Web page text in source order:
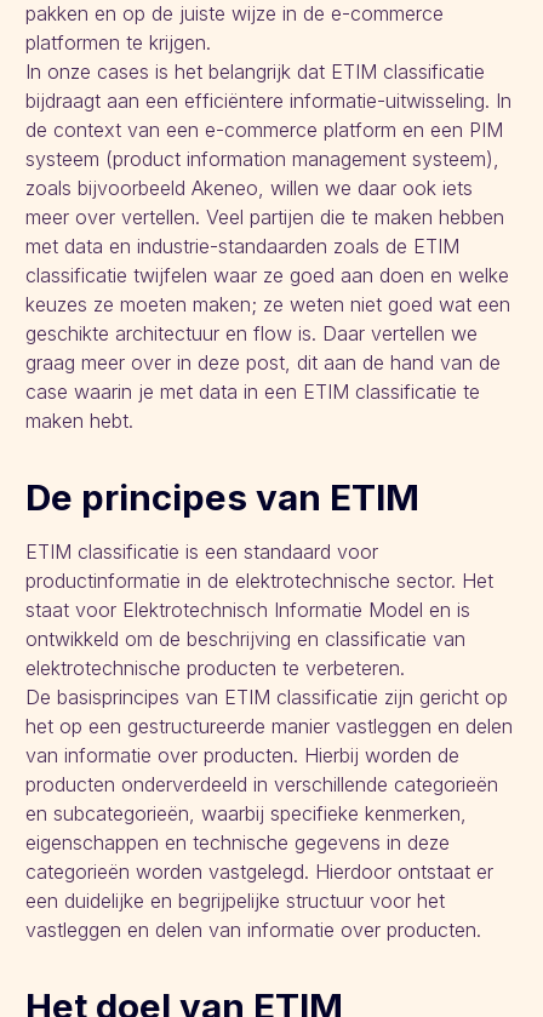
pakken en op de juiste wijze in de e-commerce
platformen te krijgen.
In onze cases is het belangrijk dat ETIM classificatie
bijdraagt aan een efficiëntere informatie-uitwisseling. In
de context van een e-commerce platform en een PIM
systeem (product information management systeem),
zoals bijvoorbeeld Akeneo, willen we daar ook iets
meer over vertellen. Veel partijen die te maken hebben
met data en industrie-standaarden zoals de ETIM
classificatie twijfelen waar ze goed aan doen en welke
keuzes ze moeten maken; ze weten niet goed wat een
geschikte architectuur en flow is. Daar vertellen we
graag meer over in deze post, dit aan de hand van de
case waarin je met data in een ETIM classificatie te
maken hebt.
De principes van ETIM
ETIM classificatie is een standaard voor
productinformatie in de elektrotechnische sector. Het
staat voor Elektrotechnisch Informatie Model en is
ontwikkeld om de beschrijving en classificatie van
elektrotechnische producten te verbeteren.
De basisprincipes van ETIM classificatie zijn gericht op
het op een gestructureerde manier vastleggen en delen
van informatie over producten. Hierbij worden de
producten onderverdeeld in verschillende categorieën
en subcategorieën, waarbij specifieke kenmerken,
eigenschappen en technische gegevens in deze
categorieën worden vastgelegd. Hierdoor ontstaat er
een duidelijke en begrijpelijke structuur voor het
vastleggen en delen van informatie over producten.
Het doel van ETIM